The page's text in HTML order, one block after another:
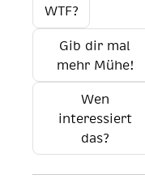
WTF?
Gib dir mal
mehr Mühe!
Wen
interessiert
das?